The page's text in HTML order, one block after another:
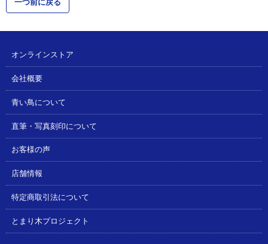
一つ前に戻る
オンラインストア
会社概要
青い鳥について
直筆・写真刻印について
お客様の声
店舗情報
特定商取引法について
とまり木プロジェクト